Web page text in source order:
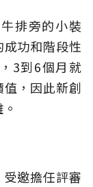
排旁的小裝
功和階段性
3到6個月就
，因此新創
邀擔任評審